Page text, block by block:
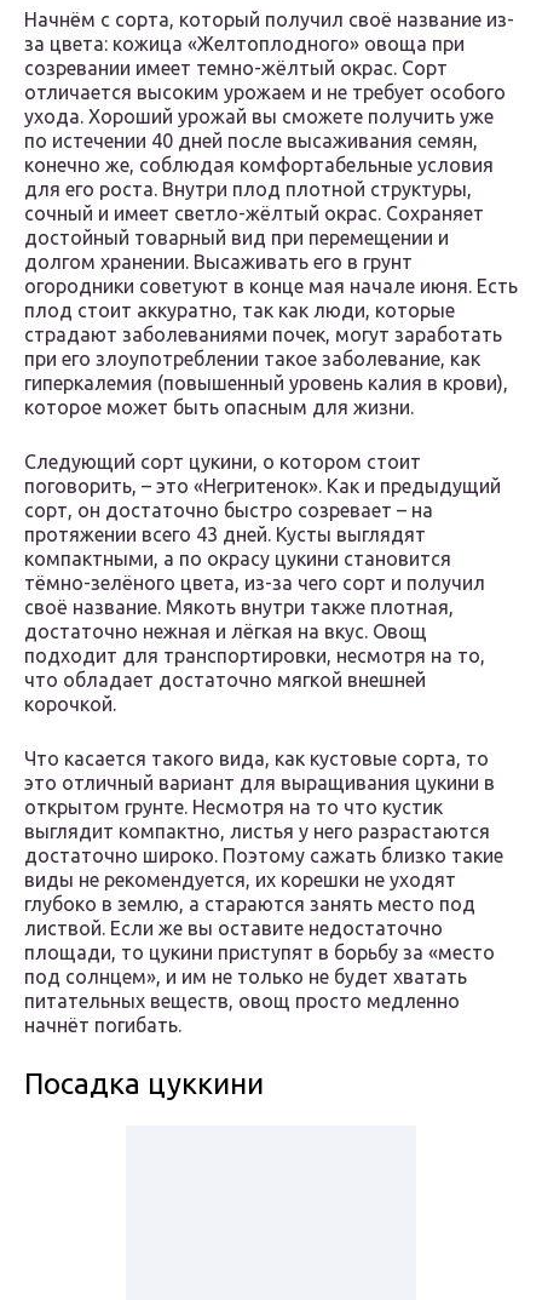
Начнём с сорта, который получил своё название из-
за цвета: кожица «Желтоплодного» овоща при
созревании имеет темно-жёлтый окрас. Сорт
отличается высоким урожаем и не требует особого
ухода. Хороший урожай вы сможете получить уже
по истечении 40 дней после высаживания семян,
конечно же, соблюдая комфортабельные условия
для его роста. Внутри плод плотной структуры,
сочный и имеет светло-жёлтый окрас. Сохраняет
достойный товарный вид при перемещении и
долгом хранении. Высаживать его в грунт
огородники советуют в конце мая начале июня. Есть
плод стоит аккуратно, так как люди, которые
страдают заболеваниями почек, могут заработать
при его злоупотреблении такое заболевание, как
гиперкалемия (повышенный уровень калия в крови),
которое может быть опасным для жизни.
Следующий сорт цукини, о котором стоит
поговорить, – это «Негритенок». Как и предыдущий
сорт, он достаточно быстро созревает – на
протяжении всего 43 дней. Кусты выглядят
компактными, а по окрасу цукини становится
тёмно-зелёного цвета, из-за чего сорт и получил
своё название. Мякоть внутри также плотная,
достаточно нежная и лёгкая на вкус. Овощ
подходит для транспортировки, несмотря на то,
что обладает достаточно мягкой внешней
корочкой.
Что касается такого вида, как кустовые сорта, то
это отличный вариант для выращивания цукини в
открытом грунте. Несмотря на то что кустик
выглядит компактно, листья у него разрастаются
достаточно широко. Поэтому сажать близко такие
виды не рекомендуется, их корешки не уходят
глубоко в землю, а стараются занять место под
листвой. Если же вы оставите недостаточно
площади, то цукини приступят в борьбу за «место
под солнцем», и им не только не будет хватать
питательных веществ, овощ просто медленно
начнёт погибать.
Посадка цуккини